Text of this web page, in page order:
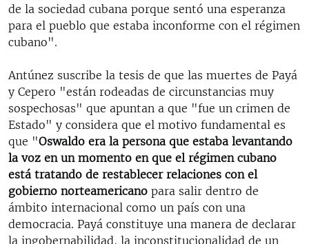
de la sociedad cubana porque sentó una esperanza
para el pueblo que estaba inconforme con el régimen
cubano".
Antúnez suscribe la tesis de que las muertes de Payá
y Cepero "están rodeadas de circunstancias muy
sospechosas" que apuntan a que "fue un crimen de
Estado" y considera que el motivo fundamental es
que "Oswaldo era la persona que estaba levantando
la voz en un momento en que el régimen cubano
está tratando de restablecer relaciones con el
gobierno norteamericano para salir dentro de
ámbito internacional como un país con una
democracia. Payá constituye una manera de declarar
la ingobernabilidad, la inconstitucionalidad de un